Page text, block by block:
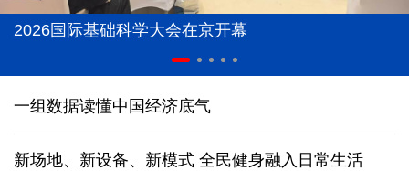
2026国际基础科学大会在京开幕
一组数据读懂中国经济底气
新场地、新设备、新模式 全民健身融入日常生活